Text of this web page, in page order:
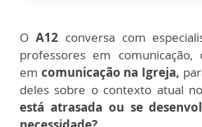
O A12conversa com
professores em comunicação,
em comunicação na Igreja,
deles sobre o contexto atual
está atrasada ou se